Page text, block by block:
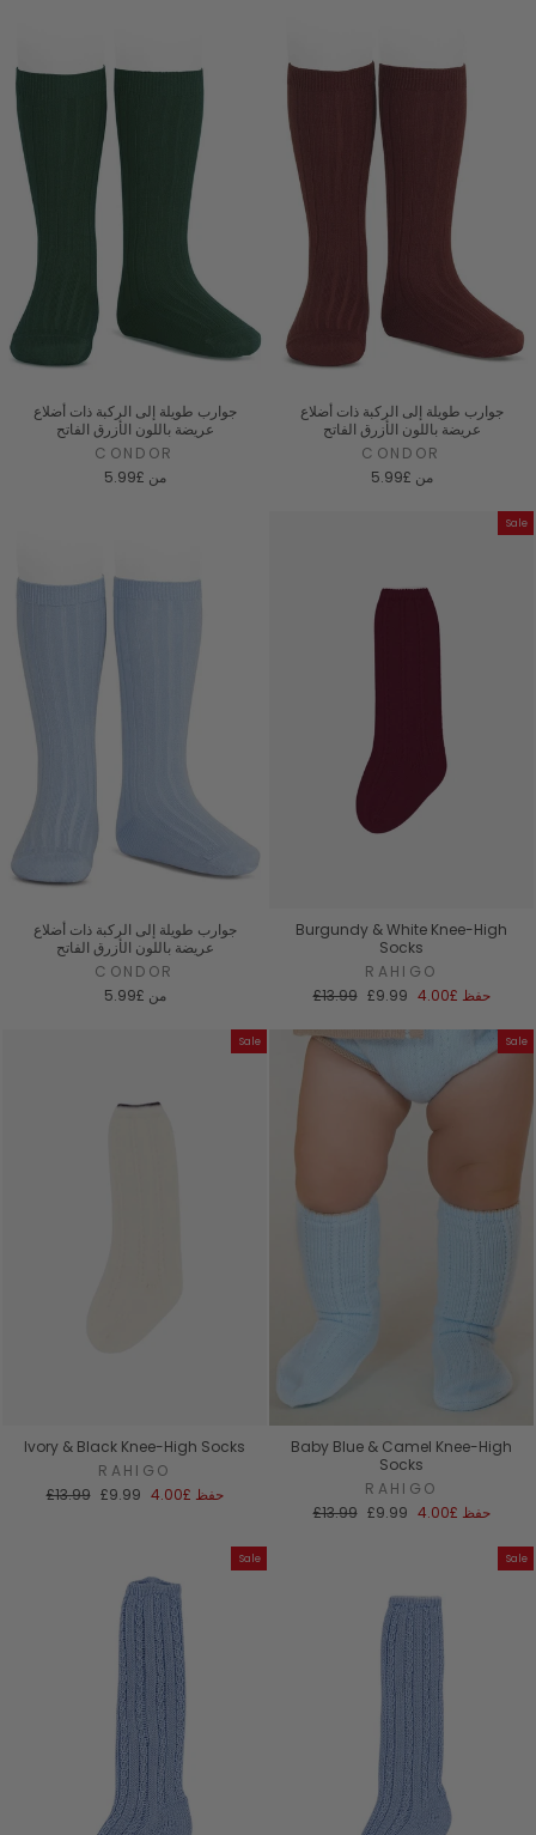
جوارب طويلة إلى الركبة ذات أضلاع
عريضة باللون الأزرق الفاتح
CONDOR
من £5.99
جوارب طويلة إلى الركبة ذات أضلاع
عريضة باللون الأزرق الفاتح
CONDOR
من £5.99
جوارب طويلة إلى الركبة ذات أضلاع
عريضة باللون الأزرق الفاتح
CONDOR
من £5.99
Sale
Burgundy & White Knee-High
Socks
RAHIGO
السعر
£13.99 سعر
£9.99 حفظ £4.00
Sale
Ivory & Black Knee-High Socks
RAHIGO
السعر
£13.99 سعر
£9.99 حفظ £4.00
Sale
Baby Blue & Camel Knee-High
Socks
RAHIGO
السعر
£13.99 سعر
£9.99 حفظ £4.00
Sale Sale